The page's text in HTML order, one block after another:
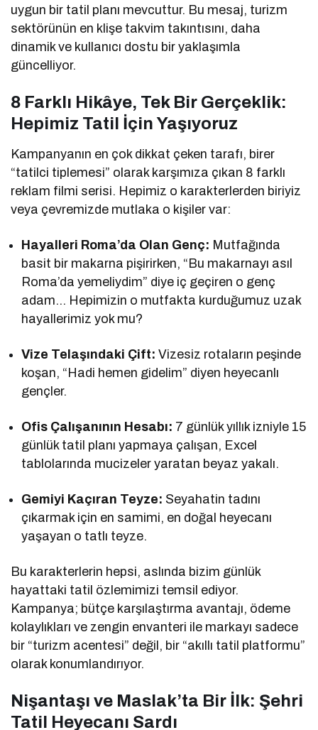
uygun bir tatil planı mevcuttur. Bu mesaj, turizm
sektörünün en klişe takvim takıntısını, daha
dinamik ve kullanıcı dostu bir yaklaşımla
güncelliyor.
8 Farklı Hikâye, Tek Bir Gerçeklik:
Hepimiz Tatil İçin Yaşıyoruz
Kampanyanın en çok dikkat çeken tarafı, birer
“tatilci tiplemesi” olarak karşımıza çıkan 8 farklı
reklam filmi serisi. Hepimiz o karakterlerden biriyiz
veya çevremizde mutlaka o kişiler var:
Hayalleri Roma’da Olan Genç: Mutfağında
basit bir makarna pişirirken, “Bu makarnayı asıl
Roma’da yemeliydim” diye iç geçiren o genç
adam… Hepimizin o mutfakta kurduğumuz uzak
hayallerimiz yok mu?
Vize Telaşındaki Çift: Vizesiz rotaların peşinde
koşan, “Hadi hemen gidelim” diyen heyecanlı
gençler.
Ofis Çalışanının Hesabı: 7 günlük yıllık izniyle 15
günlük tatil planı yapmaya çalışan, Excel
tablolarında mucizeler yaratan beyaz yakalı.
Gemiyi Kaçıran Teyze: Seyahatin tadını
çıkarmak için en samimi, en doğal heyecanı
yaşayan o tatlı teyze.
Bu karakterlerin hepsi, aslında bizim günlük
hayattaki tatil özlemimizi temsil ediyor.
Kampanya; bütçe karşılaştırma avantajı, ödeme
kolaylıkları ve zengin envanteri ile markayı sadece
bir “turizm acentesi” değil, bir “akıllı tatil platformu”
olarak konumlandırıyor.
Nişantaşı ve Maslak’ta Bir İlk: Şehri
Tatil Heyecanı Sardı